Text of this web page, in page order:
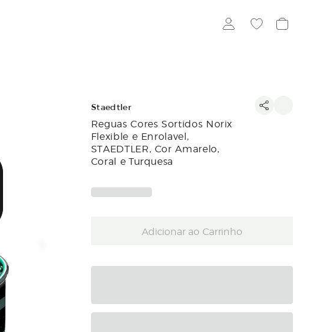
Staedtler
Reguas Cores Sortidos Norix
Flexible e Enrolavel,
STAEDTLER, Cor Amarelo,
Coral e Turquesa
Adicionar ao Carrinho